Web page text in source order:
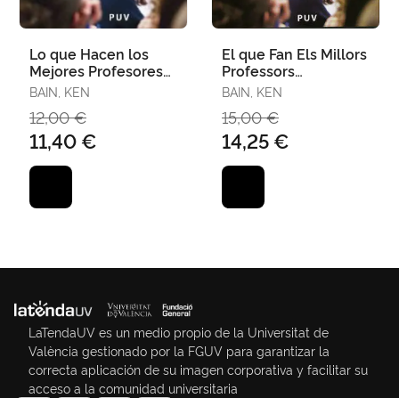
Lo que Hacen los
Mejores Profesores
Universitarios
BAIN, KEN
12,00 €
11,40 €
El que Fan Els Millors
Professors
Universitaris
BAIN, KEN
15,00 €
14,25 €
LaTendaUV es un medio propio de la Universitat de
València gestionado por la FGUV para garantizar la
correcta aplicación de su imagen corporativa y facilitar su
acceso a la comunidad universitaria